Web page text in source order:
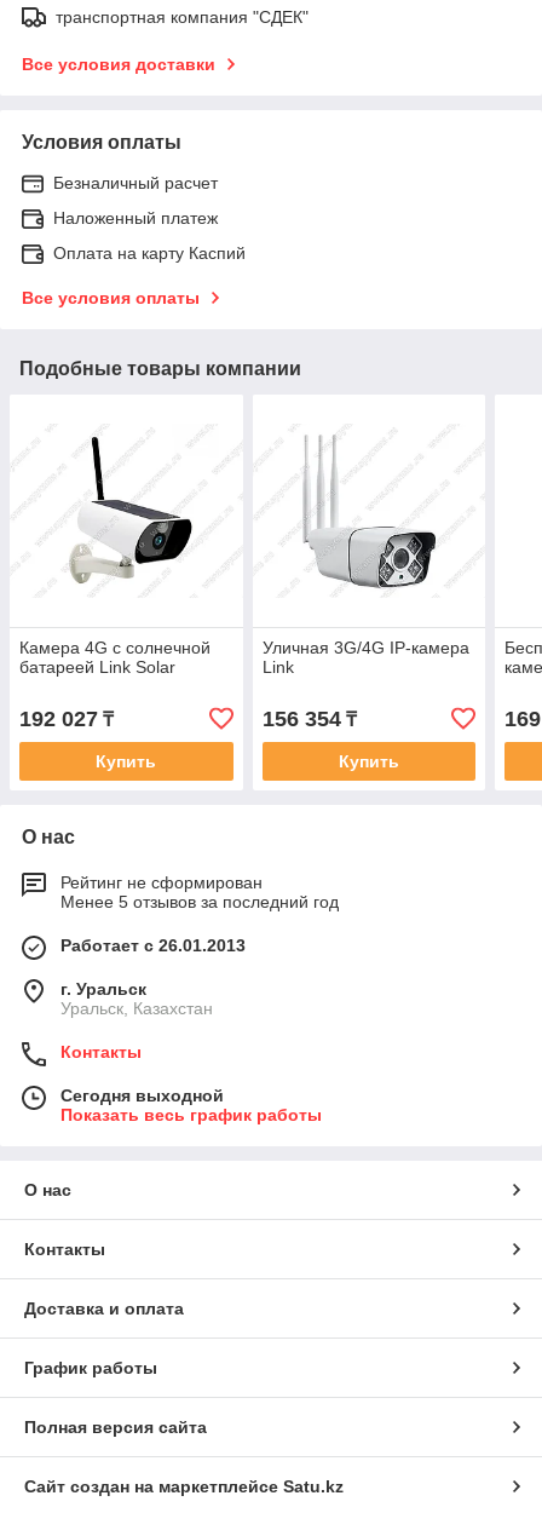
транспортная компания "СДЕК"
Все условия доставки
Условия оплаты
Безналичный расчет
Наложенный платеж
Оплата на карту Каспий
Все условия оплаты
Подобные товары компании
Камера 4G с солнечной
батареей Link Solar
192 027 ₸
Купить
Уличная 3G/4G IP-камера
Link
156 354₸
Купить
О нас
Рейтинг не сформирован
Менее 5 отзывов за последний год
Работает с 26.01.2013
г. Уральск
Уральск, Казахстан
Контакты
Сегодня выходной
Показать весь график работы
О нас
Контакты
Доставка и оплата
График работы
Полная версия сайта
Сайт создан на маркетплейсе Satu.kz